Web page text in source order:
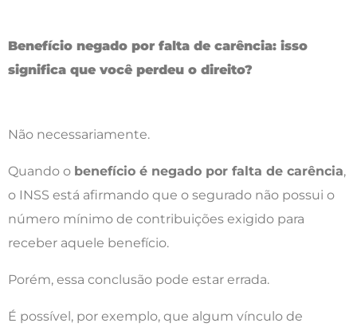
Benefício negado por falta de carência: isso
significa que você perdeu o direito?
Não necessariamente.
Quando o benefício é negado por falta de carência,
o INSS está afirmando que o segurado não possui o
número mínimo de contribuições exigido para
receber aquele benefício.
Porém, essa conclusão pode estar errada.
É possível, por exemplo, que algum vínculo de